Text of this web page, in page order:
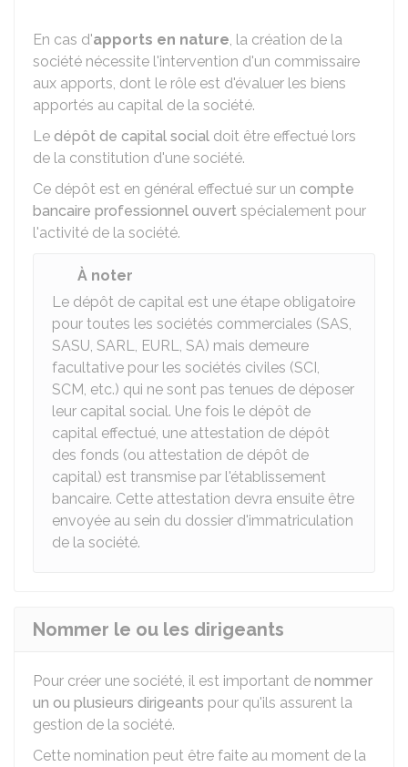
En cas d'apports en nature, la création de la
société nécessite l'intervention d'un commissaire
aux apports, dont le rôle est d'évaluer les biens
apportés au capital de la société.
Le dépôt de capital social doit être effectué lors
de la constitution d'une société.
Ce dépôt est en général effectué sur un compte
bancaire professionnel ouvert spécialement pour
l'activité de la société.
À noter
Le dépôt de capital est une étape obligatoire
pour toutes les sociétés commerciales (SAS,
SASU, SARL, EURL, SA) mais demeure
facultative pour les sociétés civiles (SCI,
SCM, etc.) qui ne sont pas tenues de déposer
leur capital social. Une fois le dépôt de
capital effectué, une attestation de dépôt
des fonds (ou attestation de dépôt de
capital) est transmise par l'établissement
bancaire. Cette attestation devra ensuite être
envoyée au sein du dossier d'immatriculation
de la société.
Nommer le ou les dirigeants
Pour créer une société, il est important de nommer
un ou plusieurs dirigeants pour qu'ils assurent la
gestion de la société.
Cette nomination peut être faite au moment de la